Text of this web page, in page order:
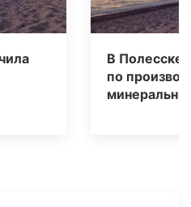
В Полесске
по